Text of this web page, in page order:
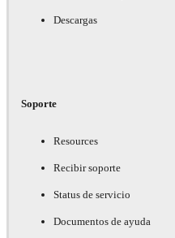
Descargas
Soporte
Resources
Recibir soporte
Status de servicio
Documentos de ayuda